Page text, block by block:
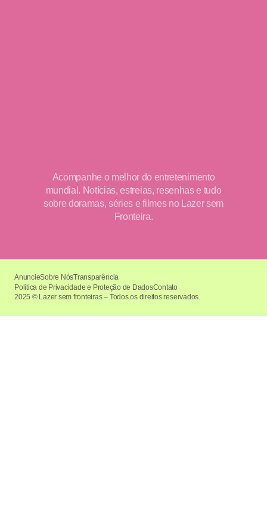
Acompanhe o melhor do entretenimento
mundial. Notícias, estreias, resenhas e tudo
sobre doramas, séries e filmes no Lazer sem
Fronteira.
2025 © Lazer sem fronteiras – Todos os direitos reservados.
AnuncieSobre NósTransparência
Política de Privacidade e Proteção de DadosContato